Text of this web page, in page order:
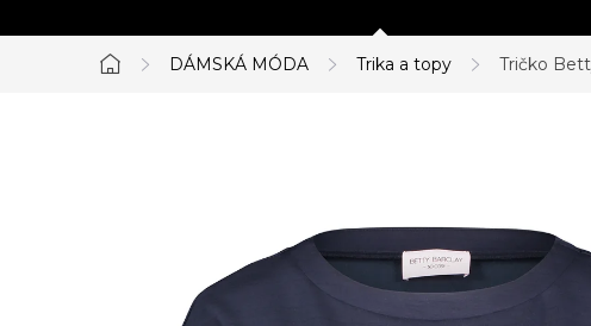
Domů
DÁMSKÁ MÓDA Trika a topy Tričko